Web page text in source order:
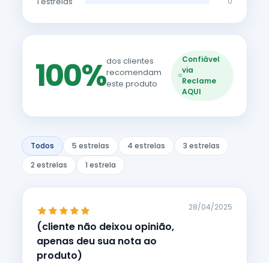
100%dos clientes
recomendam
este produto
Confiável
via
Reclame
AQUI
Todos 5 estrelas 4 estrelas
3 estrelas
2 estrelas
1 estrela
(cliente não deixou opinião,
apenas deu sua nota ao
produto)
28/04/2025